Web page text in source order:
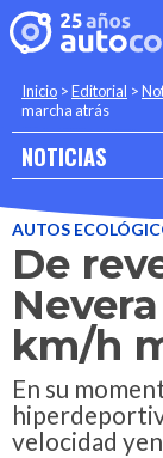
Inicio >Editorial >
marcha atrás
NOTICIAS
AUTOS
De
km/h
En su
velocidad